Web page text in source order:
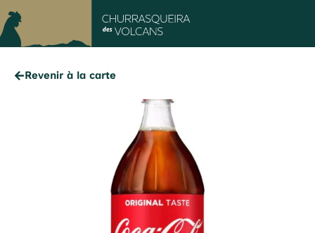
Revenir à la carte